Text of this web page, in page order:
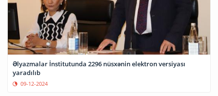
Əlyazmalar İnstitutunda 2296 nüsxənin elektron versiyası
yaradılıb
09-12-2024